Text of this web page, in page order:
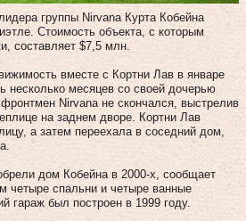
группы Nirvana Курта Кобейна
Стоимость объекта, с которым
составляет $7,5 млн.
вместе с Кортни Лав в январе
несколько месяцев со своей дочерью
Nirvana не скончался, выстрелив
на заднем дворе. Кортни Лав
а затем переехала в соседний дом,
дом Кобейна в 2000-х, сообщает
четыре спальни и четыре ванные
гараж был построен в 1999 году.